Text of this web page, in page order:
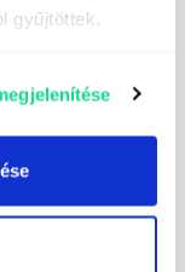
gyűjtöttek.
údajů za